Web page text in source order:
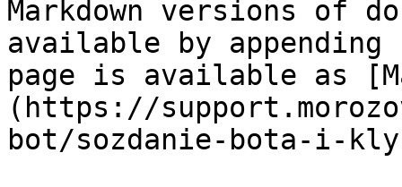
Markdown versions of
available by
page is available as
(https://
bot/sozdanie-bota-i-